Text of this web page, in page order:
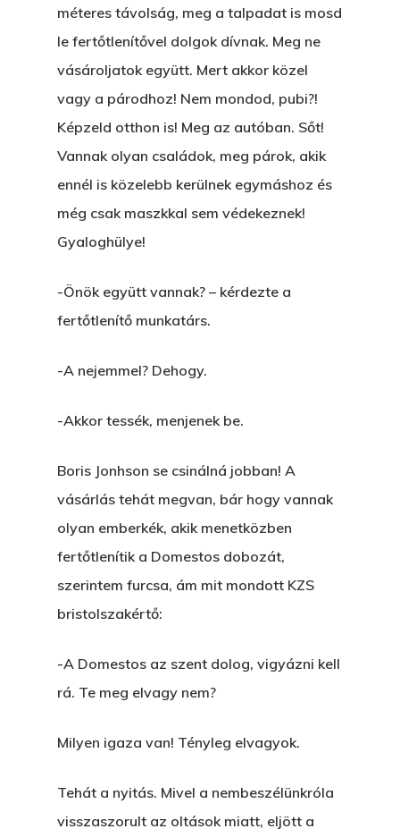
méteres távolság, meg a talpadat is mosd
le fertőtlenítővel dolgok dívnak. Meg ne
vásároljatok együtt. Mert akkor közel
vagy a párodhoz! Nem mondod, pubi?!
Képzeld otthon is! Meg az autóban. Sőt!
Vannak olyan családok, meg párok, akik
ennél is közelebb kerülnek egymáshoz és
még csak maszkkal sem védekeznek!
Gyaloghülye!
-Önök együtt vannak? – kérdezte a
fertőtlenítő munkatárs.
-A nejemmel? Dehogy.
-Akkor tessék, menjenek be.
Boris Jonhson se csinálná jobban! A
vásárlás tehát megvan, bár hogy vannak
olyan emberkék, akik menetközben
fertőtlenítik a Domestos dobozát,
szerintem furcsa, ám mit mondott KZS
bristolszakértő:
-A Domestos az szent dolog, vigyázni kell
rá. Te meg elvagy nem?
Milyen igaza van! Tényleg elvagyok.
Tehát a nyitás. Mivel a nembeszélünkróla
visszaszorult az oltások miatt, eljött a